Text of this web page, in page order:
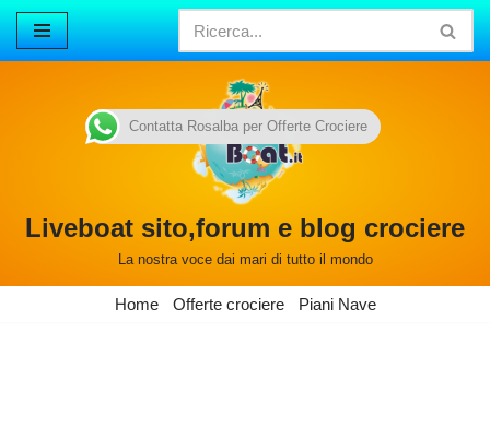
Vai
Liveboat sito,forum e blog crociere
La nostra voce dai mari di tutto il mondo
Home Offerte crociere Piani Nave
Contatta Rosalba per Offerte Crociere